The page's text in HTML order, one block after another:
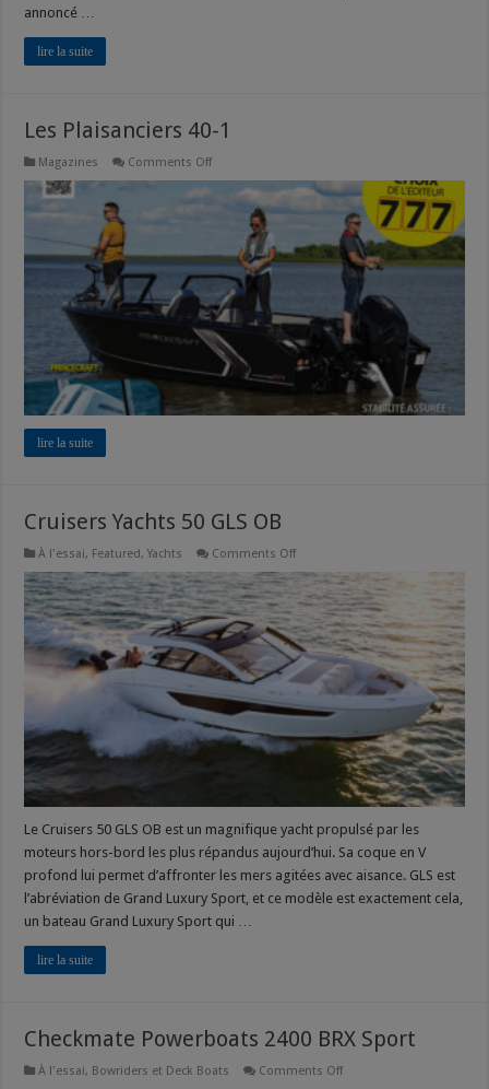
annoncé …
lire la suite
Les Plaisanciers 40-1
Magazines Comments Offon
Plaisanciers
lire la suite
Cruisers Yachts 50 GLS OB
À l'essai, Featured ,Yachts Comments Offon
Yachts
50
GLS
OB
Le Cruisers 50 GLS OB est un magnifique yacht propulsé par les
moteurs hors-bord les plus répandus aujourd’hui. Sa coque en V
profond lui permet d’affronter les mers agitées avec aisance. GLS est
l’abréviation de Grand Luxury Sport, et ce modèle est exactement cela,
un bateau Grand Luxury Sport qui …
lire la suite
Checkmate Powerboats 2400 BRX Sport
À l'essai, Bowriders et Deck Boats Comments Offon